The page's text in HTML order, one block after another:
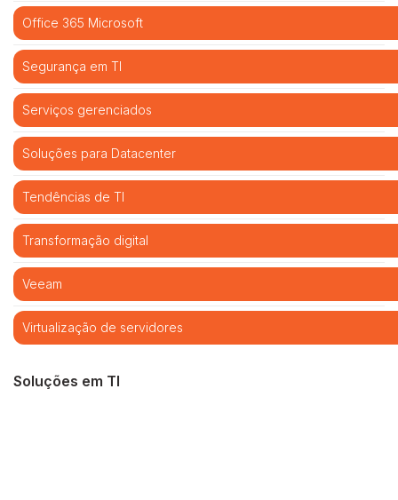
Office 365 Microsoft
Segurança em TI
Serviços gerenciados
Soluções para Datacenter
Tendências de TI
Transformação digital
Veeam
Virtualização de servidores
Soluções em TI